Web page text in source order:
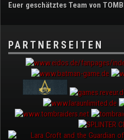
Euer geschätztes Team von
PARTNERSEITEN